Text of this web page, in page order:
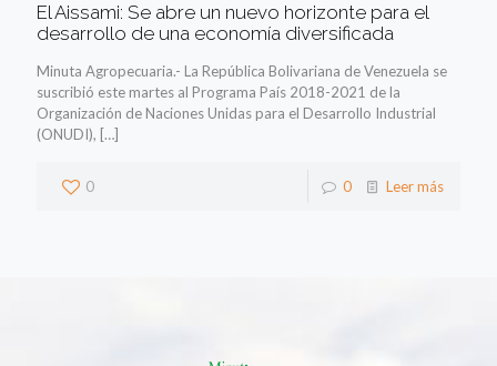
El Aissami: Se abre un nuevo horizonte para el
desarrollo de una economía diversificada
Minuta Agropecuaria.- La República Bolivariana de Venezuela se
suscribió este martes al Programa País 2018-2021 de la
Organización de Naciones Unidas para el Desarrollo Industrial
(ONUDI), […]
0 0 Leer más